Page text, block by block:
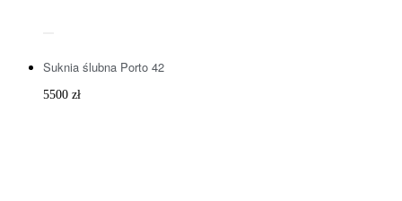
Suknia ślubna Porto 42
5500 zł